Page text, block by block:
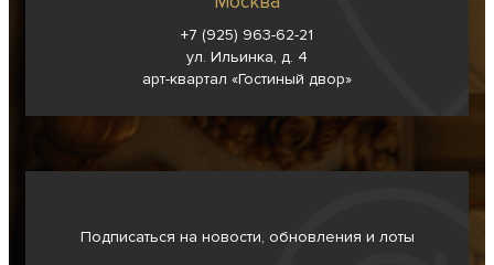
+7 (925) 963-62-21
ул. Ильинка, д. 4
арт-квартал «Гостиный двор»
Подписаться на новости, обновления и лоты